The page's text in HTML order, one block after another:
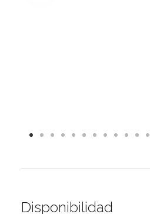
Disponibilidad